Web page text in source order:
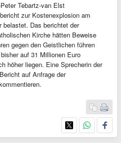
Tebartz-van Elst
zur Kostenexplosion am
belastet. Das berichtet der
Kirche hätten Beweise
gegen den Geistlichen führen
auf 31 Millionen Euro
höher liegen. Eine Sprecherin der
auf Anfrage der